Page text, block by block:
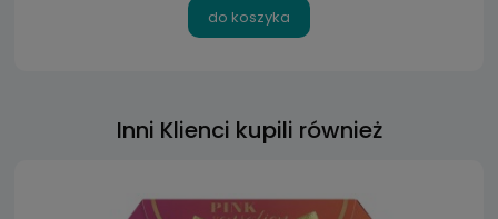
do koszyka
Inni Klienci kupili również